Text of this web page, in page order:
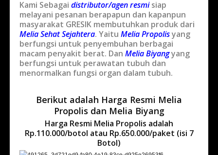
Kami Sebagai distributor/agen resmi siap
melayani pesanan berapapun dan kapanpun
masyarakat GRESIK membutuhkan produk dari
Melia Sehat Sejahtera. Yaitu Melia Propolisyang
berfungsi untuk penyembuhan berbagai
macam penyakit berat. Dan Melia Biyangyang
berfungsi untuk perawatan tubuh dan
menormalkan fungsi organ dalam tubuh.
Berikut adalah Harga Resmi Melia
Propolis dan Melia Biyang
Harga Resmi Melia Propolis adalah
Rp.110.000/botol atau Rp.650.000/paket (isi 7
Botol)